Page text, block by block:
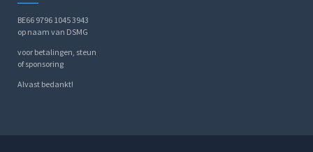
BE66 9796 1045 3943
op naam van DSMG
voor betalingen, steun
of sponsoring
Alvast bedankt!